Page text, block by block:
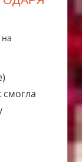
смогла